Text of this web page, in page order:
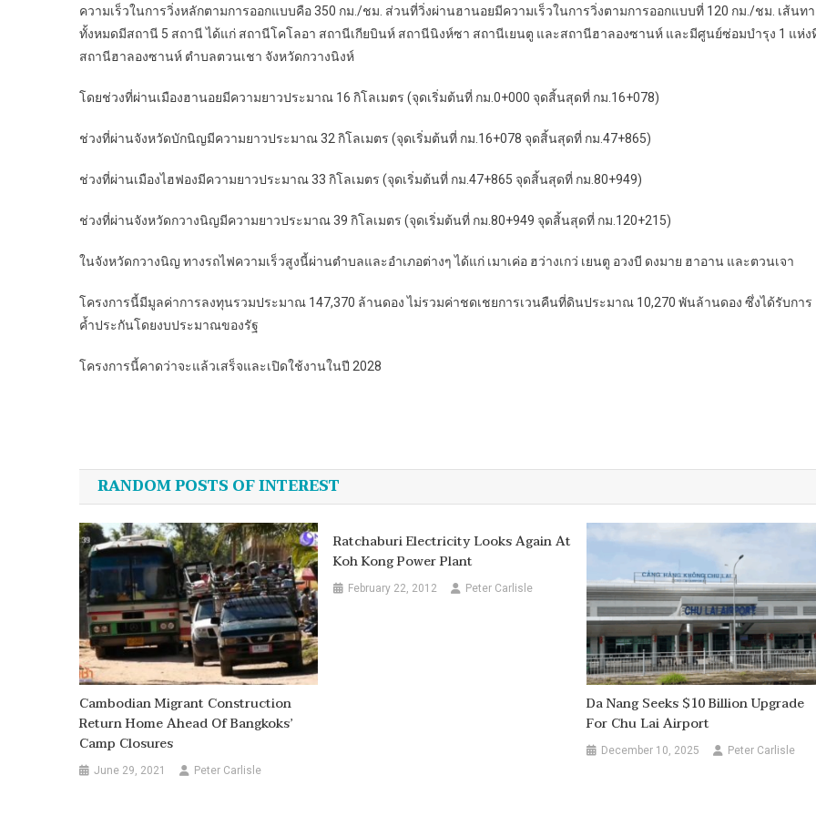
ความเร็วในการวิ่งหลักตามการออกแบบคือ 350 กม./ชม. ส่วนที่วิ่งผ่านฮานอยมีความเร็วในการวิ่งตามการออกแบบที่ 120 กม./ชม. เส้นท
ทั้งหมดมีสถานี 5 สถานี ได้แก่ สถานีโคโลอา สถานีเกียบินห์ สถานีนิงห์ซา สถานีเยนตู และสถานีฮาลองซานห์ และมีศูนย์ซ่อมบำรุง 1 แห่ง
สถานีฮาลองซานห์ ตำบลตวนเชา จังหวัดกวางนิงห์
โดยช่วงที่ผ่านเมืองฮานอยมีความยาวประมาณ 16 กิโลเมตร (จุดเริ่มต้นที่ กม.0+000 จุดสิ้นสุดที่ กม.16+078)
ช่วงที่ผ่านจังหวัดบักนิญมีความยาวประมาณ 32 กิโลเมตร (จุดเริ่มต้นที่ กม.16+078 จุดสิ้นสุดที่ กม.47+865)
ช่วงที่ผ่านเมืองไฮฟองมีความยาวประมาณ 33 กิโลเมตร (จุดเริ่มต้นที่ กม.47+865 จุดสิ้นสุดที่ กม.80+949)
ช่วงที่ผ่านจังหวัดกวางนิญมีความยาวประมาณ 39 กิโลเมตร (จุดเริ่มต้นที่ กม.80+949 จุดสิ้นสุดที่ กม.120+215)
ในจังหวัดกวางนิญ ทางรถไฟความเร็วสูงนี้ผ่านตำบลและอำเภอต่างๆ ได้แก่ เมาเค่อ ฮว่างเกว่ เยนตู อวงบี ดงมาย ฮาอาน และตวนเจา
โครงการนี้มีมูลค่าการลงทุนรวมประมาณ 147,370 ล้านดอง ไม่รวมค่าชดเชยการเวนคืนที่ดินประมาณ 10,270 พันล้านดอง ซึ่งได้รับการ
ค้ำประกันโดยงบประมาณของรัฐ
โครงการนี้คาดว่าจะแล้วเสร็จและเปิดใช้งานในปี 2028
navigation
RANDOM POSTS OF INTEREST
Cambodian Migrant Construction
Return Home Ahead Of Bangkoks’
Camp Closures
June 29, 2021 Peter Carlisle
Ratchaburi Electricity Looks Again At
Koh Kong Power Plant
February 22, 2012 Peter Carlisle
Da Nang Seeks $10 Billion Upgrade
For Chu Lai Airport
December 10, 2025 Peter Carlisle